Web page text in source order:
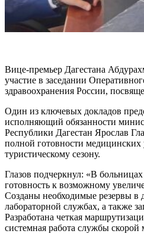
Вице-премьер Дагестана
участие в заседании
здравоохранения России,
Один из ключевых докладов
исполняющий обязанности
Республики Дагестан Ярослав
полной готовности
туристическому сезону.
Глазов подчеркнул: «В
готовность к возможному
Созданы необходимые резервы в
лабораторной службах, а также
Разработана четкая
системная работа службы